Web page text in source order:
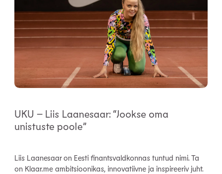
UKU – Liis Laanesaar: “Jookse oma
unistuste poole”
Liis Laanesaar on Eesti finantsvaldkonnas tuntud nimi. Ta
on Klaar.me ambitsioonikas, innovatiivne ja inspireeriv juht.